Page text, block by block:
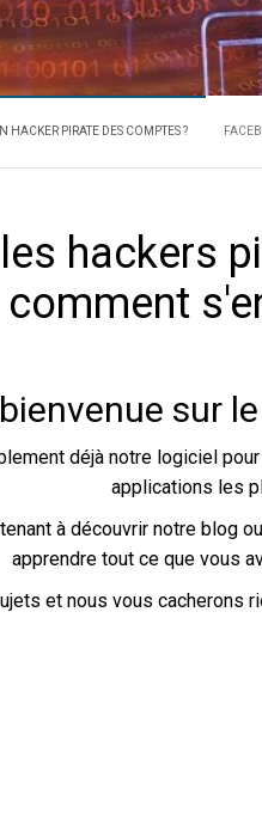
de mots de
HACKER PIRATE DES COMPTES ?
hackers
comment
sur
déjà notre logiciel
applications les
à découvrir notre blog
apprendre tout ce que vous
et nous vous cacherons